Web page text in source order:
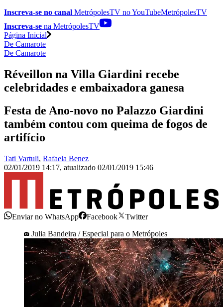
Inscreva-se no canal MetrópolesTV noYouTubeMetrópolesTV
Inscreva-se na MetrópolesTV
Página Inicial
De Camarote
De Camarote
Réveillon na Villa Giardini recebe
celebridades e embaixadora ganesa
Festa de Ano-novo no Palazzo Giardini
também contou com queima de fogos de
artifício
Tati Vartuli, Rafaela Benez
02/01/2019 14:17, atualizado 02/01/2019 15:46
Enviar no WhatsApp Facebook
Twitter
Julia Bandeira / Especial para o Metrópoles